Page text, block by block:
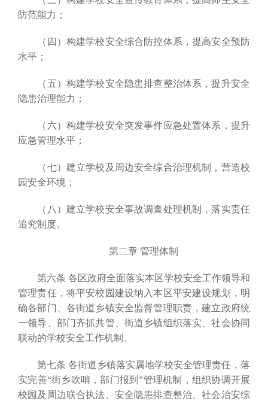
防范能力；
（四）构建学校安全综合防控体系，提高安全预防
水平；
（五）构建学校安全隐患排查整治体系，提升安全
隐患治理能力；
（六）构建学校安全突发事件应急处置体系，提升
应急管理水平；
（七）建立学校及周边安全综合治理机制，营造校
园安全环境；
（八）建立学校安全事故调查处理机制，落实责任
追究制度。
第二章 管理体制
第六条 各区政府全面落实本区学校安全工作领导和
管理责任，将平安校园建设纳入本区平安建设规划，明
确各部门、各街道乡镇安全监督管理职责，建立政府统
一领导、部门齐抓共管、街道乡镇组织落实、社会协同
联动的学校安全工作机制。
第七条 各街道乡镇落实属地学校安全管理责任，落
实完善“街乡吹哨，部门报到”管理机制，组织协调开展
校园及周边联合执法、安全隐患排查整治、社会治安综